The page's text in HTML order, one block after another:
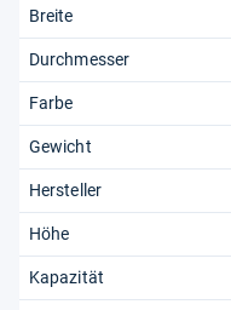
Breite
Durchmesser
Farbe
Gewicht
Hersteller
Höhe
Kapazität